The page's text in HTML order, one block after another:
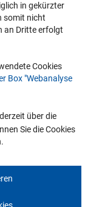
oder
Kontakt
in gekürzter
somit nicht
an Dritte erfolgt
Cookies
Box "Webanalyse
über die
Sie die Cookies